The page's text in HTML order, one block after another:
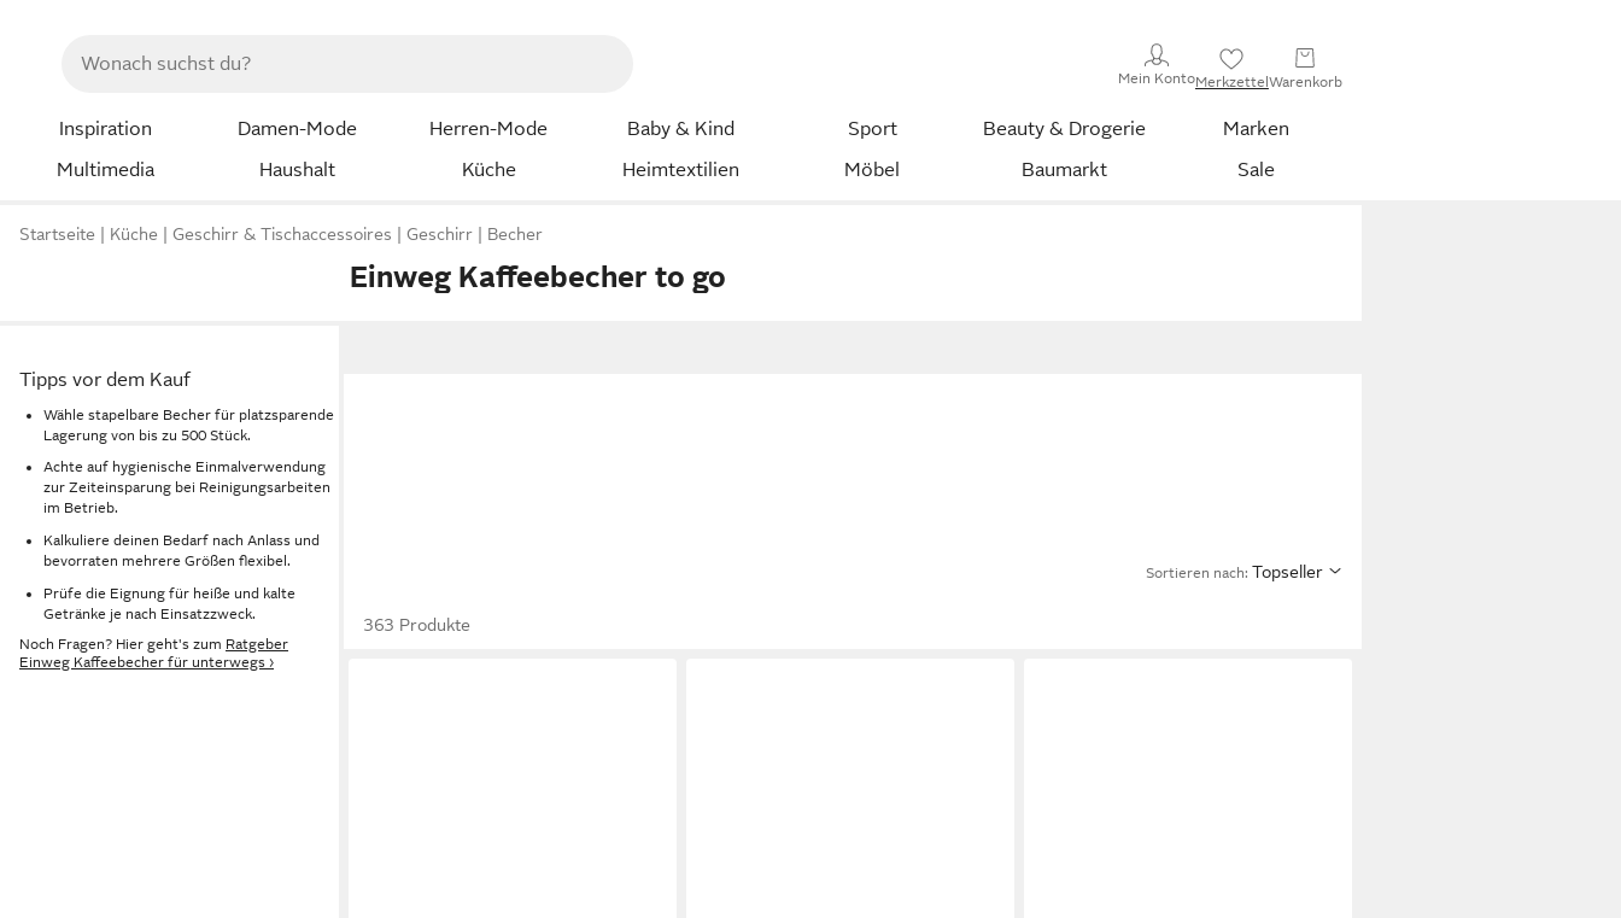
Mein KontoMerkzettelWarenkorb
Inspiration Damen-Mode Herren-Mode Baby & Kind Sport Beauty & Drogerie
Marken
Multimedia
Haushalt Küche Heimtextilien Möbel Baumarkt Sale
Startseite Küche Geschirr & Tischaccessoires Geschirr Becher
Einweg Kaffeebecher to go
Tipps vor dem Kauf
Wähle stapelbare Becher für platzsparende
Lagerung von bis zu 500 Stück.
Achte auf hygienische Einmalverwendung
zur Zeiteinsparung bei Reinigungsarbeiten
im Betrieb.
Kalkuliere deinen Bedarf nach Anlass und
bevorraten mehrere Größen flexibel.
Prüfe die Eignung für heiße und kalte
Getränke je nach Einsatzzweck.
Noch Fragen? Hier geht's zum Ratgeber
Einweg Kaffeebecher für unterwegs ›
Sortieren nach: Topseller
363 Produkte